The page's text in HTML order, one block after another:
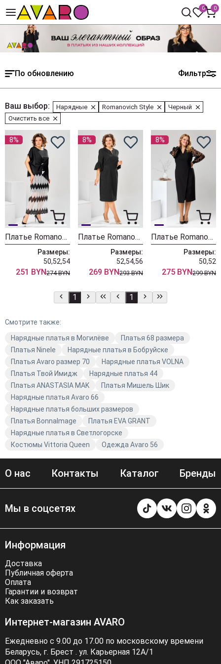
0 0
По обновлению Фильтр
Ваш выбор: Нарядные Romanovich Style
Черный
Очистить все
8%
Платье Romanovich Style 1-2921 чёрно-белый
Размеры:
50,52,54
251 BYN274 BYN
8%
Платье Romanovich Style 1-2809 черный
Размеры:
52,54,56
269 BYN293 BYN
8%
Платье Romanovich Style 1-2598 черный
Размеры:
50,52
275 BYN299 BYN
1 1
Смотрите также:
Нарядные платья в Могилёве
Платья 68 размера
Платья Ninele
Нарядные платья в Бобруйске
Платья Avaro размер 70
Нарядные платья VOLNA
Платья Твой Имидж
Нарядные платья 44
Платья ANASTASIA MAK
Платья Мишель Шик
Нарядные платья Avaro 66
Нарядные платья больших размеров
Платья BonnaImage
Платья EVA GRANT
Нарядные платья в Светлогорске
Костюмы Vittoria Queen
Одежда Avaro 56
О нас Контакты Каталог Бренды
Мы в соцсетях
Информация
Доставка
Публичная оферта
Оплата
Гарантии и возврат
Как заказать
Интернет-магазин AVARO
Ежедневно с 9.00 до 17.00 по московскому времени
Беларусь, г. Брест . ул. Карьерная 12А/1